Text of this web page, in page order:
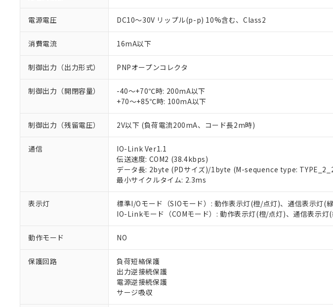
電源電圧 DC10～30V リップル(p-p) 10%含む、Class2
消費電流 16mA以下
制御出力（出力形式） PNPオープンコレクタ
制御出力（開閉容量）
-40～+70℃時: 200mA以下
+70～+85℃時: 100mA以下
制御出力（残留電圧） 2V以下 (負荷電流200mA、コード長2m時)
通信
IO-Link Ver1.1
伝送速度: COM2 (38.4kbps)
データ長: 2byte (PDサイズ)/1byte (M-sequence type:
最小サイクルタイム: 2.3ms
表示灯
標準I/Oモード（SIOモード）: 動作表示灯(橙/点灯)、通信表示灯(
IO-Linkモード（COMモード）: 動作表示灯(橙/点灯)、通信表示
動作モード NO
保護回路
負荷短絡保護
出力逆接続保護
電源逆接続保護
サージ吸収
ご利用条件
※1 対応状況
対応済み：EU RoHS指令（10物質）の非含有に
対応予定：EU RoHS指令（10物質）の非含有に対応
対応予定なし：EU RoHS指令（10物質）の非含有に
調査・確認中：EU RoHS指令（10物質）の非含有の
非該当品：ライセンス料など無形物で、有害物質有無
仕入先様の事情により、非含有部品としていたもの
鉛(Pb) 1000ppm以下、 水銀(Hg) 1000ppm以下、 カドミウム(Cd)
六価クロム(Cr(Ⅵ)) 1000ppm以下、ポリ臭化ビフェニル類(PBB)
フタル酸ビス(2-エチルヘキシル) (DEHP)(別名：DOP) 1000ppm以
ル（DBP） 1000ppm以下、フタル酸ジイソブチル (DIBP) 1000ppm
※1 中国RoHS○×表
「×」：最大均質材料含有率が中国RoHSの基準値を
「－」：未確認です。当社販売部門へお問い合わせく
*中国RoHS10物質の基準値 (GB/T26572)：
DBP(フタル酸ジブチル) : 1000ppm、 DIBP(フタル酸ジイソブチル)
○ 一定数以上の在庫あり